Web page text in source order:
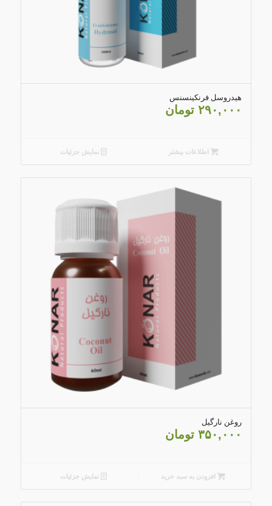
5.00
هیدروسل فرنکینسنس
۲۹۰,۰۰۰ تومان
اطلاعات بیشتر نمایش جزئیات
3.25
روغن نارگیل
۳۵۰,۰۰۰ تومان
افزودن به سبد خرید نمایش جزئیات